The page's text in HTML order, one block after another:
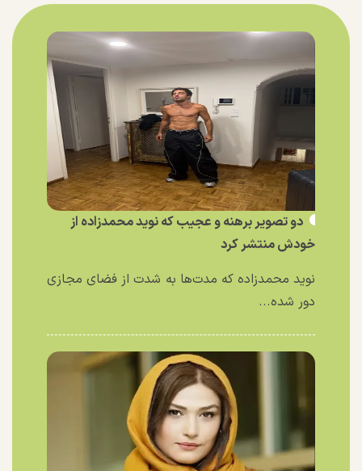
دو تصویر برهنه و عجیب که نوید محمدزاده از
خودش منتشر کرد
نوید محمدزاده که مدت‌ها به شدت از فضای مجازی
دور شده...